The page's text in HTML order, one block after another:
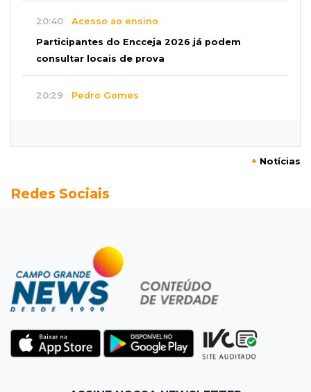
20:40 Acesso ao ensino
Participantes do Encceja 2026 já podem
consultar locais de prova
20:29 Pedro Gomes
Pantanal treina em Goiânia antes de jogo que
Campeonato Brasileiro
Remo busca empate com Atlético-MG e segue
na zona de rebaixamento
Defesa diz que preso suspeito de sequestro
só emprestou casa a conhecido
+ Notícias
Redes Sociais